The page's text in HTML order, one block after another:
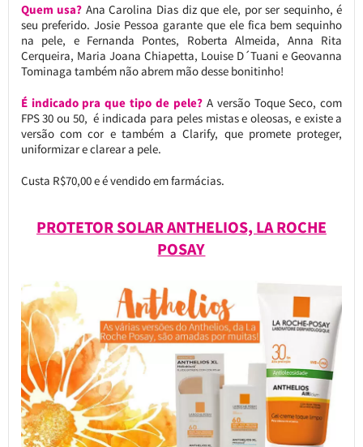
Quem usa? Ana Carolina Dias diz que ele, por ser sequinho, é
seu preferido. Josie Pessoa garante que ele fica bem sequinho
na pele, e Fernanda Pontes, Roberta Almeida, Anna Rita
Cerqueira, Maria Joana Chiapetta, Louise D´Tuani e Geovanna
Tominaga também não abrem mão desse bonitinho!
É indicado pra que tipo de pele?A versão Toque Seco, com
FPS 30 ou 50, é indicada para peles mistas e oleosas, e existe a
versão com cor e também a Clarify, que promete proteger,
uniformizar e clarear a pele.
Custa R$70,00 e é vendido em farmácias.
PROTETOR SOLAR ANTHELIOS, LA ROCHE
POSAY